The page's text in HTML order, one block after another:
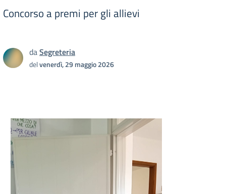
Concorso a premi per gli allievi
daSegreteria
delvenerdì, 29 maggio 2026